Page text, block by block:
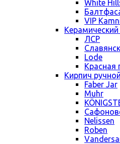
White
VIP
Керамический
ЛСР
Lode
Красная
Кирпич
Faber Jar
Muhr
Nelissen
Roben